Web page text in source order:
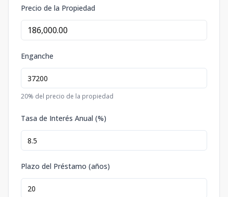
Precio de la Propiedad
Enganche
20% del precio de la propiedad
Tasa de Interés Anual (%)
Plazo del Préstamo (años)